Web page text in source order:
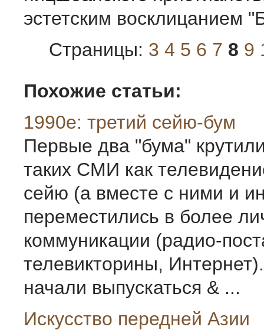
эстетским восклицанием
Страницы: 3 4 5 6 7 8 9
Похожие статьи:
1990е: третий сейю-бум
Первые два "бума"
таких СМИ как
сейю (а вместе с ними и
переместились в более
коммуникации (радио-
телевикторины,
начали выпускаться & ...
Искусство передней Азии